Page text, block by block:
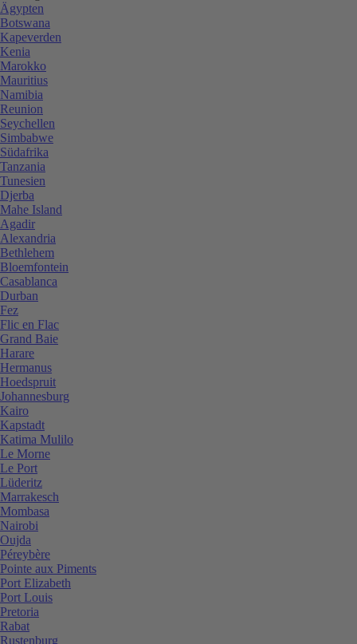
Ägypten
Botswana
Kapeverden
Kenia
Marokko
Mauritius
Namibia
Reunion
Seychellen
Simbabwe
Südafrika
Tanzania
Tunesien
Djerba
Mahe Island
Agadir
Alexandria
Bethlehem
Bloemfontein
Casablanca
Durban
Fez
Flic en Flac
Grand Baie
Harare
Hermanus
Hoedspruit
Johannesburg
Kairo
Kapstadt
Katima Mulilo
Le Morne
Le Port
Lüderitz
Marrakesch
Mombasa
Nairobi
Oujda
Péreybère
Pointe aux Piments
Port Elizabeth
Port Louis
Pretoria
Rabat
Rustenburg